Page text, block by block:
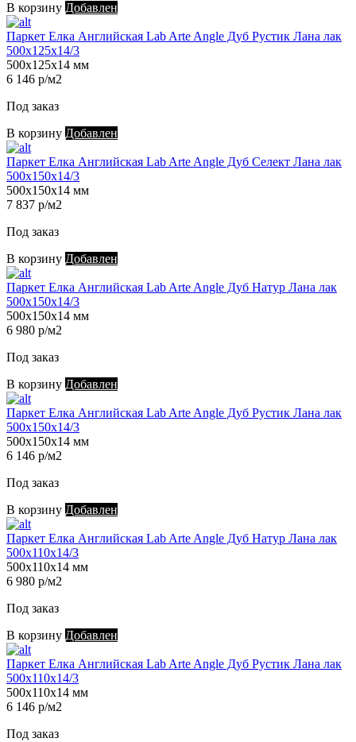
В корзину Добавлен
Паркет Елка Английская Lab Arte Angle Дуб Рустик Лана лак
500х125х14/3
500х125х14 мм
6 146 р/м2
Под заказ
В корзину Добавлен
Паркет Елка Английская Lab Arte Angle Дуб Селект Лана лак
500х150х14/3
500х150х14 мм
7 837 р/м2
Под заказ
В корзину Добавлен
Паркет Елка Английская Lab Arte Angle Дуб Натур Лана лак
500х150х14/3
500х150х14 мм
6 980 р/м2
Под заказ
В корзину Добавлен
Паркет Елка Английская Lab Arte Angle Дуб Рустик Лана лак
500х150х14/3
500х150х14 мм
6 146 р/м2
Под заказ
В корзину Добавлен
Паркет Елка Английская Lab Arte Angle Дуб Натур Лана лак
500х110х14/3
500х110х14 мм
6 980 р/м2
Под заказ
В корзину Добавлен
Паркет Елка Английская Lab Arte Angle Дуб Рустик Лана лак
500х110х14/3
500х110х14 мм
6 146 р/м2
Под заказ